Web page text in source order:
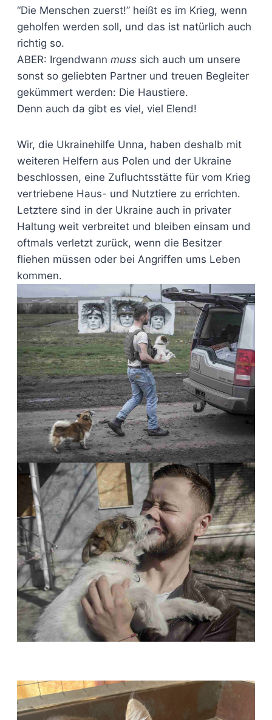
“Die Menschen zuerst!” heißt es im Krieg, wenn
geholfen werden soll, und das ist natürlich auch
richtig so.
ABER: Irgendwann muss sich auch um unsere
sonst so geliebten Partner und treuen Begleiter
gekümmert werden: Die Haustiere.
Denn auch da gibt es viel, viel Elend!
Wir, die Ukrainehilfe Unna, haben deshalb mit
weiteren Helfern aus Polen und der Ukraine
beschlossen, eine Zufluchtsstätte für vom Krieg
vertriebene Haus- und Nutztiere zu errichten.
Letztere sind in der Ukraine auch in privater
Haltung weit verbreitet und bleiben einsam und
oftmals verletzt zurück, wenn die Besitzer
fliehen müssen oder bei Angriffen ums Leben
kommen.